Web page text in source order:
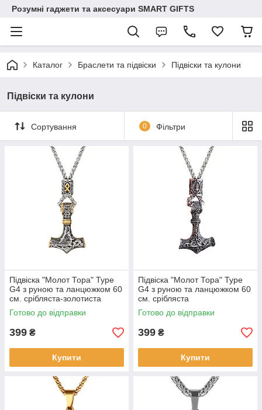
Розумні гаджети та аксесуари SMART GIFTS
Каталог Браслети та підвіски Підвіски та кулони
Підвіски та кулони
Сортування 0 Фільтри
Підвіска "Молот Тора" Type
G4 з руною та ланцюжком 60
см. срібляста-золотиста
Готово до відправки
399 ₴
Купити
Підвіска "Молот Тора" Type
G4 з руною та ланцюжком 60
см. срібляста
Готово до відправки
399 ₴
Купити